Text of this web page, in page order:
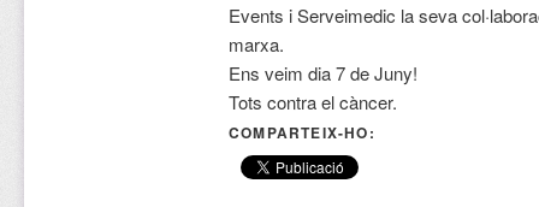
Events i Serveimedic la seva
marxa.
Ens veim dia 7 de Juny!
Tots contra el càncer.
COMPARTEIX-HO: